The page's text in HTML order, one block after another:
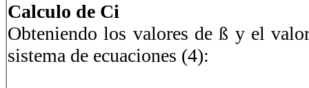
Calculo de Ci
Obteniendo los valores de ß y el
sistema de ecuaciones (4):